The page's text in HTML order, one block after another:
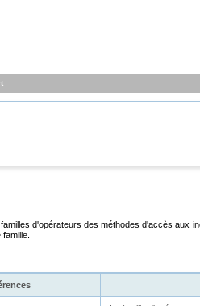
d'opérateurs des méthodes d'accès aux